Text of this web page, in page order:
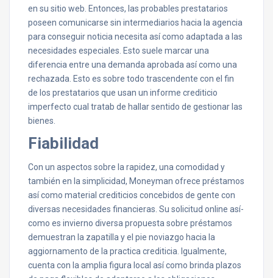
en su sitio web. Entonces, las probables prestatarios
poseen comunicarse sin intermediarios hacia la agencia
para conseguir noticia necesita así­ como adaptada a las
necesidades especiales. Esto suele marcar una
diferencia entre una demanda aprobada así­ como una
rechazada. Esto es sobre todo trascendente con el fin
de los prestatarios que usan un informe crediticio
imperfecto cual tratab de hallar sentido de gestionar las
bienes.
Fiabilidad
Con un aspectos sobre la rapidez, una comodidad y
también en la simplicidad, Moneyman ofrece préstamos
así­ como material crediticios concebidos de gente con
diversas necesidades financieras. Su solicitud online así­
como es invierno diversa propuesta sobre préstamos
demuestran la zapatilla y el pie noviazgo hacia la
aggiornamento de la practica crediticia. Igualmente,
cuenta con la amplia figura local así­ como brinda plazos